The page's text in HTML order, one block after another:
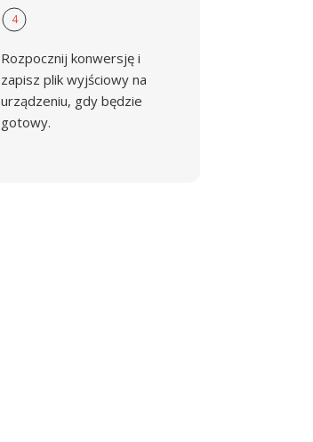
4
Rozpocznij konwersję i
zapisz plik wyjściowy na
urządzeniu, gdy będzie
gotowy.